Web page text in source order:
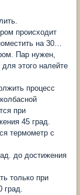
происходит
на 30…
Пар нужен,
этого налейте
процесс
при
45 град.
термометр с
до достижения
только при
град.